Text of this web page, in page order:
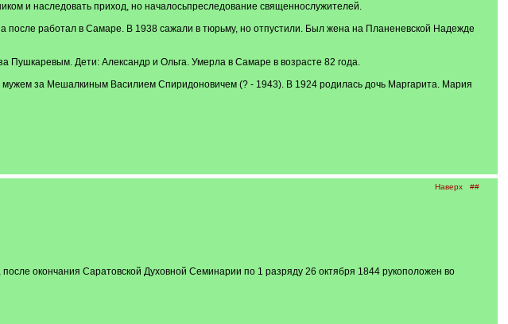
и наследовать приход, но началосьпреследование священнослужителей.
после работал в Самаре. В 1938 сажали в тюрьму, но отпустили. Был жена на Планеневской Надежде
Дети: Александр и Ольга. Умерла в Самаре в возрасте 82 года.
за Мешалкиным Василием Спиридоновичем (? - 1943). В 1924 родилась дочь Маргарита. Мария
Наверх ##
окончания Саратовской Духовной Семинарии по 1 разряду 26 октября 1844 рукоположен во